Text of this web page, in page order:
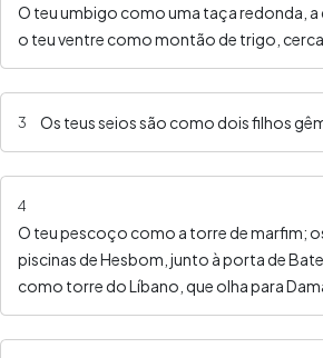
O teu umbigo como uma taça redonda, a
o teu ventre como montão de trigo,
3 Os teus seios são como dois filhos
4
O teu pescoço como a torre de marfim;
piscinas de Hesbom, junto à porta de
como torre do Líbano, que olha para